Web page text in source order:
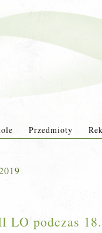
Przedmioty
LO podczas